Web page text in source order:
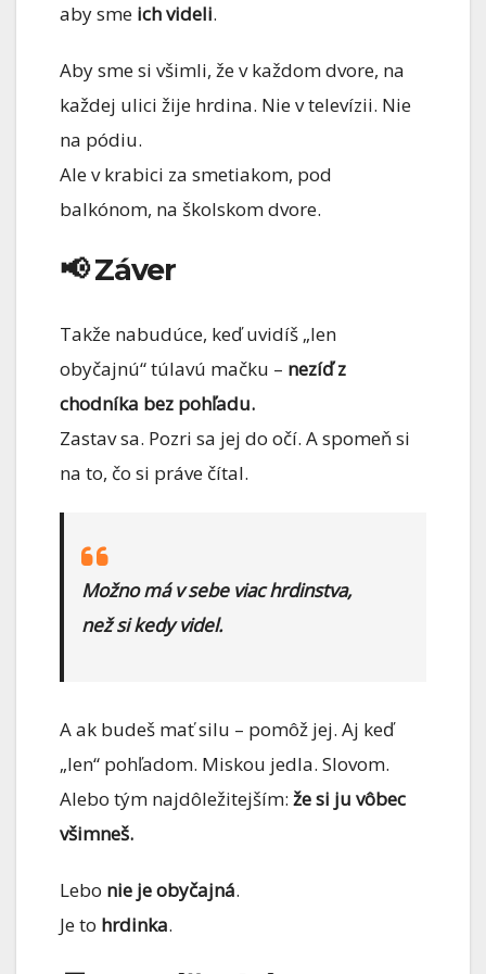
aby sme ich videli.
Aby sme si všimli, že v každom dvore, na
každej ulici žije hrdina. Nie v televízii. Nie
na pódiu.
Ale v krabici za smetiakom, pod
balkónom, na školskom dvore.
📢 Záver
Takže nabudúce, keď uvidíš „len
obyčajnú“ túlavú mačku – nezíď z
chodníka bez pohľadu.
Zastav sa. Pozri sa jej do očí. A spomeň si
na to, čo si práve čítal.
Možno má v sebe viac hrdinstva,
než si kedy videl.
A ak budeš mať silu – pomôž jej. Aj keď
„len“ pohľadom. Miskou jedla. Slovom.
Alebo tým najdôležitejším: že si ju vôbec
všimneš.
Lebo nie je obyčajná.
Je to hrdinka.